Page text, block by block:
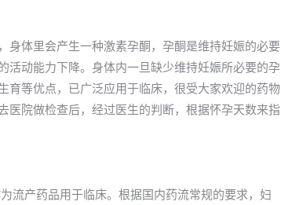
身体里会产生一种激素孕酮，孕酮是维持妊娠的必要
活动能力下降。身体内一旦缺少维持妊娠所必要的孕
育等优点，已广泛应用于临床，很受大家欢迎的药物
医院做检查后，经过医生的判断，根据怀孕天数来指
流产药品用于临床。根据国内药流常规的要求，妇